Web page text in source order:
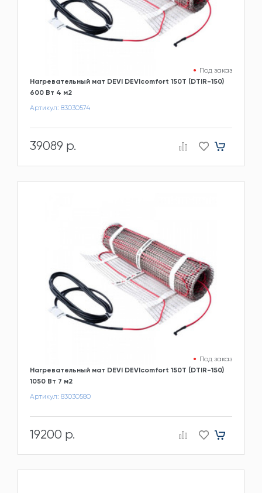
Под заказ
Нагревательный мат DEVI DEVIcomfort 150T (DTIR-150)
600 Вт 4 м2
Артикул: 83030574
39089 р.
Под заказ
Нагревательный мат DEVI DEVIcomfort 150T (DTIR-150)
1050 Вт 7 м2
Артикул: 83030580
19200 р.